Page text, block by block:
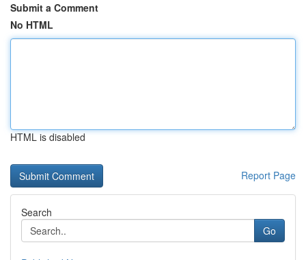
Submit a Comment
No HTML
HTML is disabled
Report Page
Search
Go